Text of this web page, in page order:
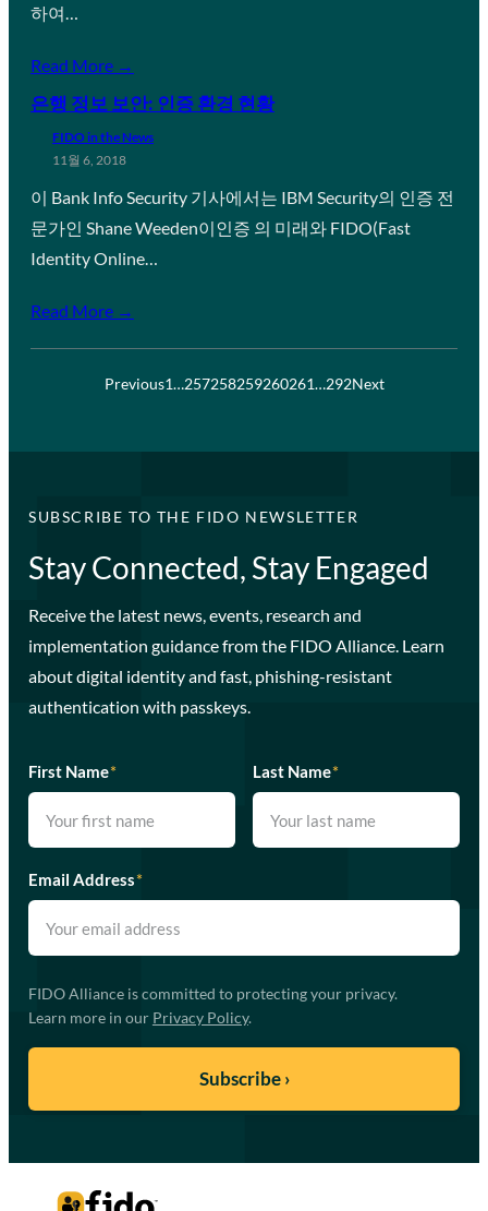
하여…
Read More →
은행 정보 보안: 인증 환경 현황
FIDO in the News
11월 6, 2018
이 Bank Info Security 기사에서는 IBM Security의 인증 전
문가인 Shane Weeden이인증 의 미래와 FIDO(Fast
Identity Online…
Read More →
Previous1…257258259260261…292Next
SUBSCRIBE TO THE FIDO NEWSLETTER
Stay Connected, Stay Engaged
Receive the latest news, events, research and
implementation guidance from the FIDO Alliance. Learn
about digital identity and fast, phishing-resistant
authentication with passkeys.
First Name* Last Name*
Email Address*
FIDO Alliance is committed to protecting your privacy.
Learn more in our Privacy Policy.